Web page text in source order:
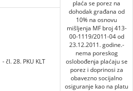
plaća se porez na
dohodak građana od
10% na osnovu
mišljenja MF broj 413-
00-1119/2011-04 od
23.12.2011. godine.-
nema poreskog
oslobođenja plaćaju se
porez i doprinosi za
obavezno socijalno
osiguranje kao na platu
- čl. 28. PKU KLT